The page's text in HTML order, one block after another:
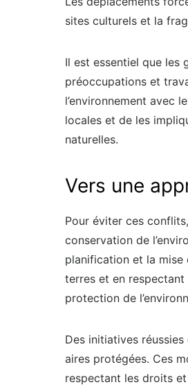
sites culturels et la
Il est essentiel que les
préoccupations et
l’environnement avec
locales et de les
naturelles.
Vers une
Pour éviter ces
conservation de
planification et la
terres et en
protection de
Des initiatives
aires protégées. Ces
respectant les droits